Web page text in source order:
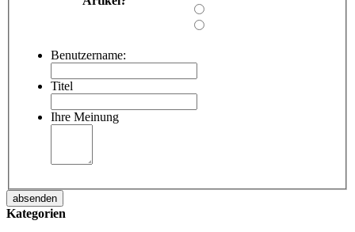
Benutzername:
Titel
Ihre Meinung
absenden
Kategorien